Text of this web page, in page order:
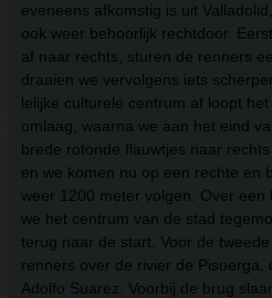
eveneens afkomstig is uit
ook weer behoorlijk rechtdoor.
af naar rechts, sturen de renners
draaien we vervolgens iets
lelijke culturele centrum af loopt
omlaag, waarna we aan het eind
brede rotonde flauwtjes naar
en we komen nu op een rechte en
weer 1200 meter volgen. Over
we het centrum van de stad
terug naar de start. Voor de
renners over de rivier de Pisuerga,
Adolfo Suarez. Voorbij de brug